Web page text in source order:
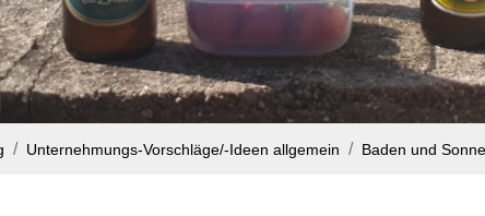
Unternehmungs-Vorschläge/-Ideen allgemein Baden und